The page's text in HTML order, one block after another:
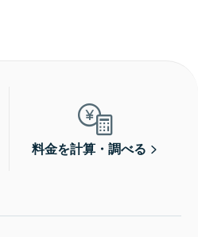
料金を計算・調べる